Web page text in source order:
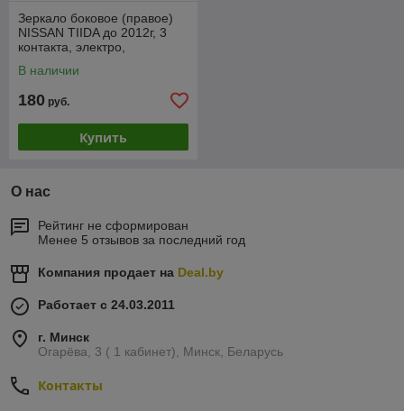
Зеркало боковое (правое)
NISSAN TIIDA до 2012г, 3
контакта, электро,
В наличии
180 руб.
Купить
О нас
Рейтинг не сформирован
Менее 5 отзывов за последний год
Компания продает на Deal.by
Работает с 24.03.2011
г. Минск
Огарёва, 3 ( 1 кабинет), Минск, Беларусь
Контакты